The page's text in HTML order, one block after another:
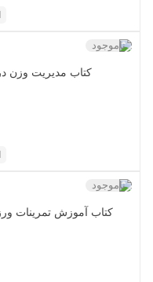
کتاب مدیریت وزن در
ناموجود
کتاب آموزش تمرینات
ناموجود